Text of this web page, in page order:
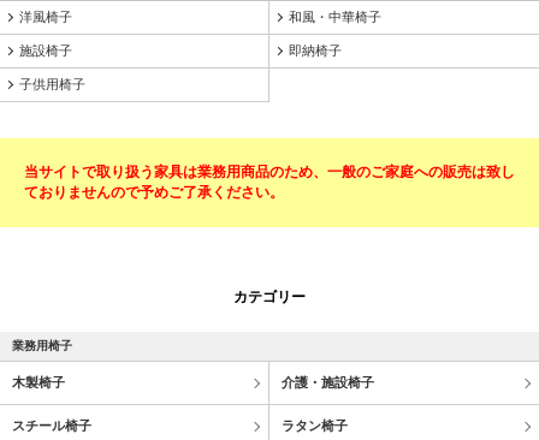
洋風椅子 和風・中華椅子
施設椅子 即納椅子
子供用椅子
当サイトで取り扱う家具は業務用商品のため、一般のご家庭への販売は致し
ておりませんので予めご了承ください。
カテゴリー
業務用椅子
木製椅子 介護・施設椅子
スチール椅子 ラタン椅子